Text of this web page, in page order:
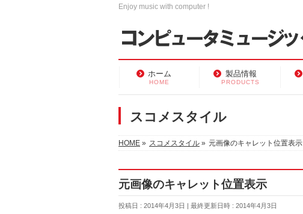
Enjoy music with computer !
ホーム
HOME
製品情報
PRODUCTS
スコメスタイル
HOME » スコメスタイル » 元画像のキャレット位置表示
元画像のキャレット位置表示
投稿日 : 2014年4月3日 最終更新日時 : 2014年4月3日